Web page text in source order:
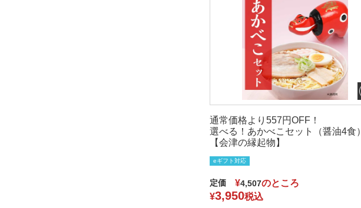
通常価格より557円OFF！
選べる！あかべこセット（醤油4食）
【会津の縁起物】
eギフト対応
定価 ¥4,507のところ
¥3,950税込